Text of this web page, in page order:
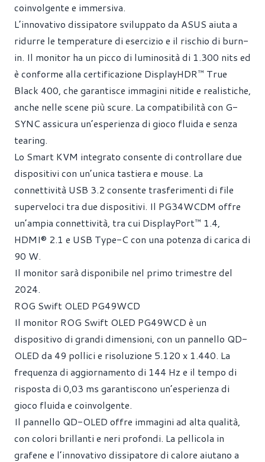
coinvolgente e immersiva.
L’innovativo dissipatore sviluppato da ASUS aiuta a
ridurre le temperature di esercizio e il rischio di burn-
in. Il monitor ha un picco di luminosità di 1.300 nits ed
è conforme alla certificazione DisplayHDR™ True
Black 400, che garantisce immagini nitide e realistiche,
anche nelle scene più scure. La compatibilità con G-
SYNC assicura un’esperienza di gioco fluida e senza
tearing.
Lo Smart KVM integrato consente di controllare due
dispositivi con un’unica tastiera e mouse. La
connettività USB 3.2 consente trasferimenti di file
superveloci tra due dispositivi. Il PG34WCDM offre
un’ampia connettività, tra cui DisplayPort™ 1.4,
HDMI® 2.1 e USB Type-C con una potenza di carica di
90 W.
Il monitor sarà disponibile nel primo trimestre del
2024.
ROG Swift OLED PG49WCD
Il monitor ROG Swift OLED PG49WCD è un
dispositivo di grandi dimensioni, con un pannello QD-
OLED da 49 pollici e risoluzione 5.120 x 1.440. La
frequenza di aggiornamento di 144 Hz e il tempo di
risposta di 0,03 ms garantiscono un’esperienza di
gioco fluida e coinvolgente.
Il pannello QD-OLED offre immagini ad alta qualità,
con colori brillanti e neri profondi. La pellicola in
grafene e l’innovativo dissipatore di calore aiutano a